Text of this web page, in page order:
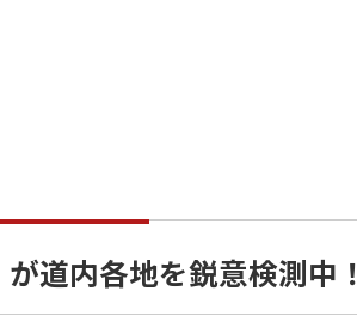
道内各地を鋭意検測中！